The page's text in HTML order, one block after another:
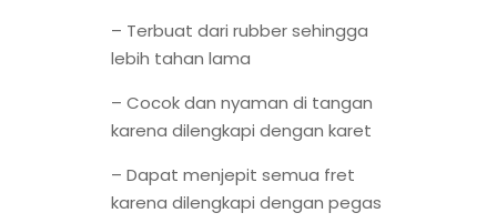
– Terbuat dari rubber sehingga
lebih tahan lama
– Cocok dan nyaman di tangan
karena dilengkapi dengan karet
– Dapat menjepit semua fret
karena dilengkapi dengan pegas